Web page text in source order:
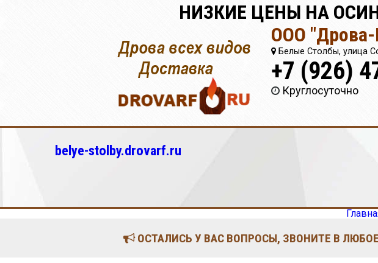
НИЗКИЕ ЦЕНЫ НА
ООО
Белые Столбы, улица
+7 (926)
Круглосуточно
belye-stolby.drovarf.ru
ОСТАЛИСЬ У ВАС ВОПРОСЫ, ЗВОНИТЕ В